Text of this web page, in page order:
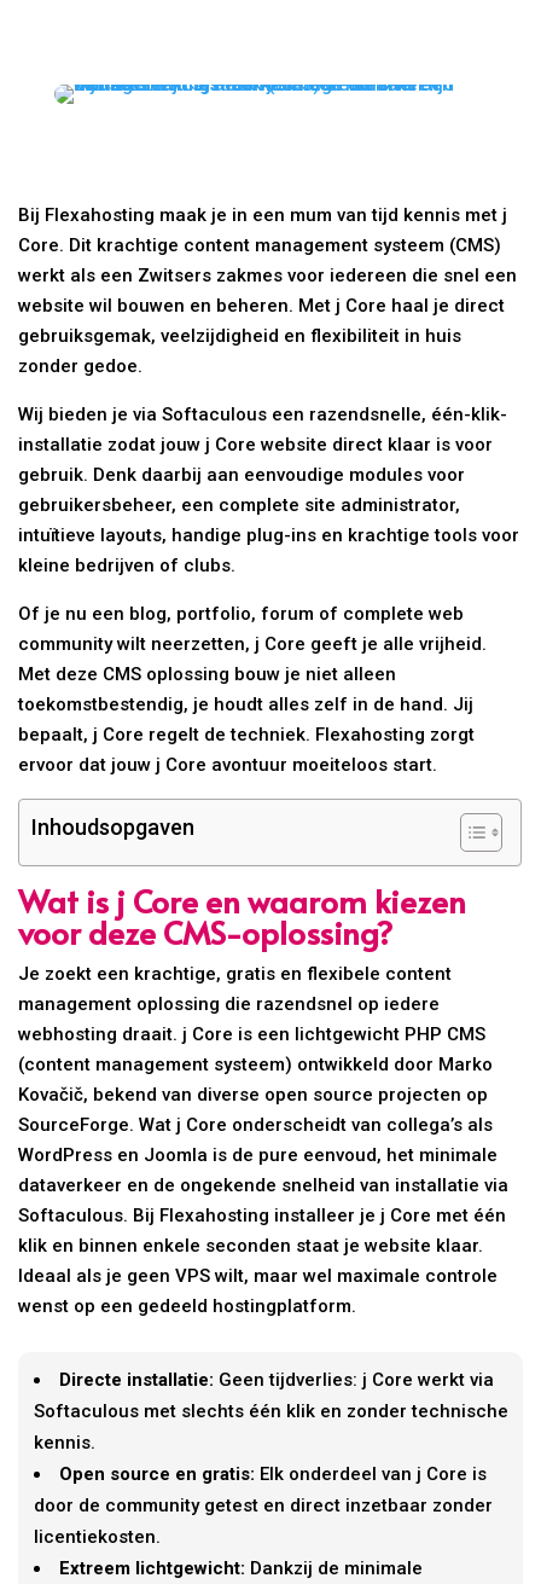
Bij Flexahosting maak je in een mum van tijd kennis met j
Core. Dit krachtige content management systeem (CMS)
werkt als een Zwitsers zakmes voor iedereen die snel een
website wil bouwen en beheren. Met j Core haal je direct
gebruiksgemak, veelzijdigheid en flexibiliteit in huis
zonder gedoe.
Wij bieden je via Softaculous een razendsnelle, één-klik-
installatie zodat jouw j Core website direct klaar is voor
gebruik. Denk daarbij aan eenvoudige modules voor
gebruikersbeheer, een complete site administrator,
intuïtieve layouts, handige plug-ins en krachtige tools voor
kleine bedrijven of clubs.
Of je nu een blog, portfolio, forum of complete web
community wilt neerzetten, j Core geeft je alle vrijheid.
Met deze CMS oplossing bouw je niet alleen
toekomstbestendig, je houdt alles zelf in de hand. Jij
bepaalt, j Core regelt de techniek. Flexahosting zorgt
ervoor dat jouw j Core avontuur moeiteloos start.
Inhoudsopgaven
Wat is j Core en waarom kiezen
voor deze CMS-oplossing?
Je zoekt een krachtige, gratis en flexibele content
management oplossing die razendsnel op iedere
webhosting draait. j Core is een lichtgewicht PHP CMS
(content management systeem) ontwikkeld door Marko
Kovačič, bekend van diverse open source projecten op
SourceForge. Wat j Core onderscheidt van collega’s als
WordPress en Joomla is de pure eenvoud, het minimale
dataverkeer en de ongekende snelheid van installatie via
Softaculous. Bij Flexahosting installeer je j Core met één
klik en binnen enkele seconden staat je website klaar.
Ideaal als je geen VPS wilt, maar wel maximale controle
wenst op een gedeeld hostingplatform.
Directe installatie: Geen tijdverlies: j Core werkt via
Softaculous met slechts één klik en zonder technische
kennis.
Open source en gratis: Elk onderdeel van j Core is
door de community getest en direct inzetbaar zonder
licentiekosten.
Extreem lichtgewicht: Dankzij de minimale